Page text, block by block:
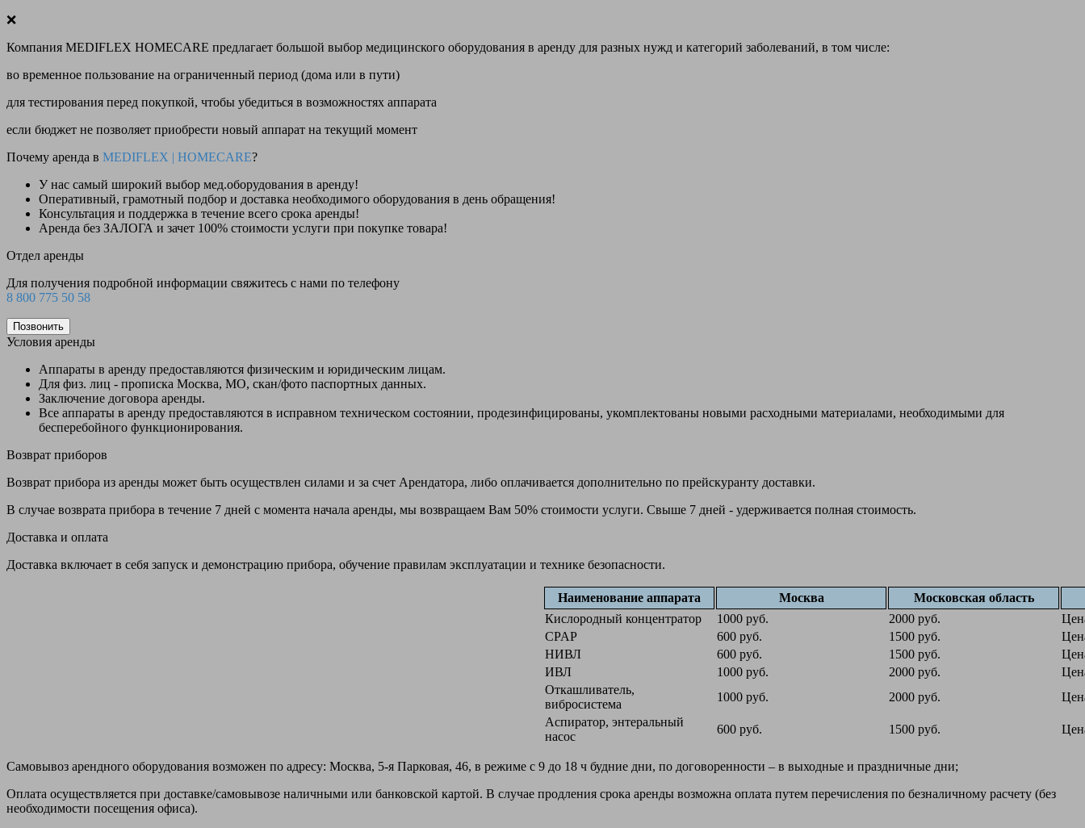
❌
Компания MEDIFLEX HOMECARE предлагает большой выбор медицинского оборудования в аренду для разных нужд и категорий заболеваний, в том числе:
во временное пользование на ограниченный период (дома или в пути)
для тестирования перед покупкой, чтобы убедиться в возможностях аппарата
если бюджет не позволяет приобрести новый аппарат на текущий момент
Почему аренда в MEDIFLEX | HOMECARE?
У нас самый широкий выбор мед.оборудования в аренду!
Оперативный, грамотный подбор и доставка необходимого оборудования в день обращения!
Консультация и поддержка в течение всего срока аренды!
Аренда без ЗАЛОГА и зачет 100% стоимости услуги при покупке товара!
Отдел аренды
Для получения подробной информации свяжитесь с нами по телефону
8 800 775 50 58
Позвонить
Условия аренды
Аппараты в аренду предоставляются физическим и юридическим лицам.
Для физ. лиц - прописка Москва, МО, скан/фото паспортных данных.
Заключение договора аренды.
Все аппараты в аренду предоставляются в исправном техническом состоянии, продезинфицированы, укомплектованы новыми расходными материалами, необходимыми для
бесперебойного функционирования.
Возврат приборов
Возврат прибора из аренды может быть осуществлен силами и за счет Арендатора, либо оплачивается дополнительно по прейскуранту доставки.
В случае возврата прибора в течение 7 дней с момента начала аренды, мы возвращаем Вам 50% стоимости услуги. Свыше 7 дней - удерживается полная стоимость.
Доставка и оплата
Доставка включает в себя запуск и демонстрацию прибора, обучение правилам эксплуатации и технике безопасности.
Наименование аппарата Москва
Московская область
Кислородный концентратор
1000 руб. 2000 руб.
CPAP
600 руб. 1500 руб.
НИВЛ
600 руб. 1500 руб.
ИВЛ
1000 руб. 2000 руб.
Откашливатель,
вибросистема
1000 руб. 2000 руб.
Аспиратор, энтеральный
насос
600 руб. 1500 руб.
Самовывоз арендного оборудования возможен по адресу: Москва, 5-я Парковая, 46, в режиме с 9 до 18 ч будние дни, по договоренности – в выходные и праздничные дни;
Оплата осуществляется при доставке/самовывозе наличными или банковской картой. В случае продления срока аренды возможна оплата путем перечисления по безналичному расчету (без
необходимости посещения офиса).